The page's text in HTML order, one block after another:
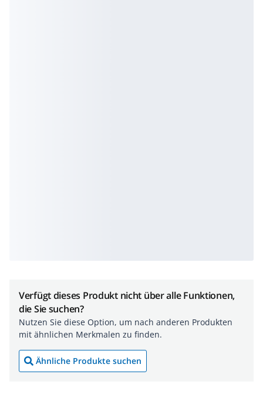
Verfügt dieses Produkt nicht über alle Funktionen,
die Sie suchen?
Nutzen Sie diese Option, um nach anderen Produkten
mit ähnlichen Merkmalen zu finden.
Ähnliche Produkte suchen